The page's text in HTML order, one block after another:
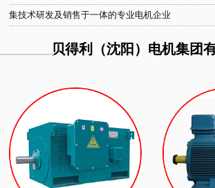
集技术研发及销售于一体的专业电机企业
贝得利（沈阳）电机集团